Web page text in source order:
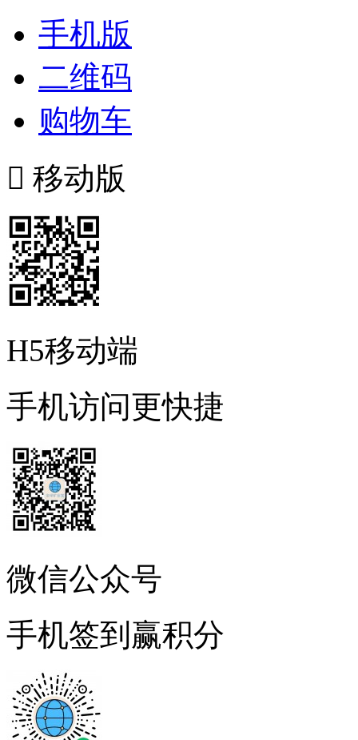
手机版
二维码
购物车
 移动版
H5移动端
手机访问更快捷
微信公众号
手机签到赢积分